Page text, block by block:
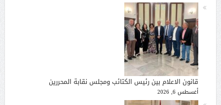
قانون الاعلام بين رئيس الكتائب ومجلس نقابة المحررين
أغسطس 6, 2026